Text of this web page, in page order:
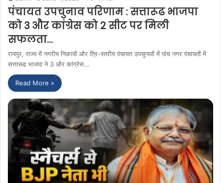
पंचायत उपचुनाव परिणाम : सत्तारूढ भाजपा
को 3 और कांग्रेस को 2 सीट पर मिली
सफलता…
रायपुर, राज्य में नगरीय निकायों और त्रि-स्तरीय पंचायत उपचुनावों में पांच नगर पंचायतों में
सत्तारूढ भाजपा ने 3 और कांग्रेस…
Read More »